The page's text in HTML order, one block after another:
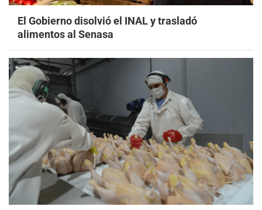
El Gobierno disolvió el INAL y trasladó
alimentos al Senasa